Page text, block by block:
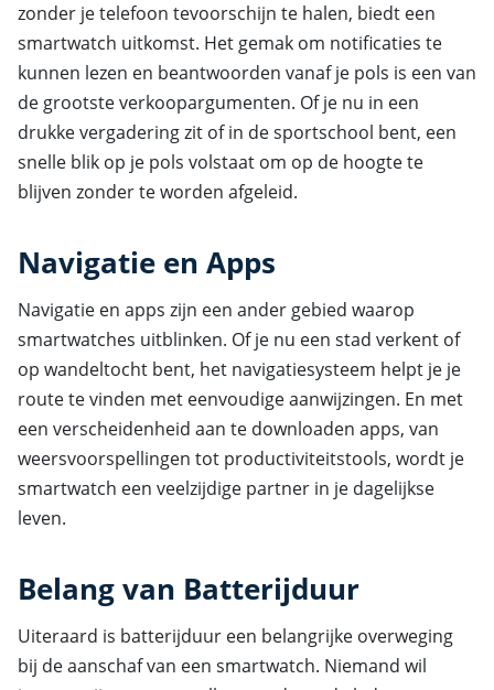
zonder je telefoon tevoorschijn te halen, biedt een
smartwatch uitkomst. Het gemak om notificaties te
kunnen lezen en beantwoorden vanaf je pols is een van
de grootste verkoopargumenten. Of je nu in een
drukke vergadering zit of in de sportschool bent, een
snelle blik op je pols volstaat om op de hoogte te
blijven zonder te worden afgeleid.
Navigatie en Apps
Navigatie en apps zijn een ander gebied waarop
smartwatches uitblinken. Of je nu een stad verkent of
op wandeltocht bent, het navigatiesysteem helpt je je
route te vinden met eenvoudige aanwijzingen. En met
een verscheidenheid aan te downloaden apps, van
weersvoorspellingen tot productiviteitstools, wordt je
smartwatch een veelzijdige partner in je dagelijkse
leven.
Belang van Batterijduur
Uiteraard is batterijduur een belangrijke overweging
bij de aanschaf van een smartwatch. Niemand wil